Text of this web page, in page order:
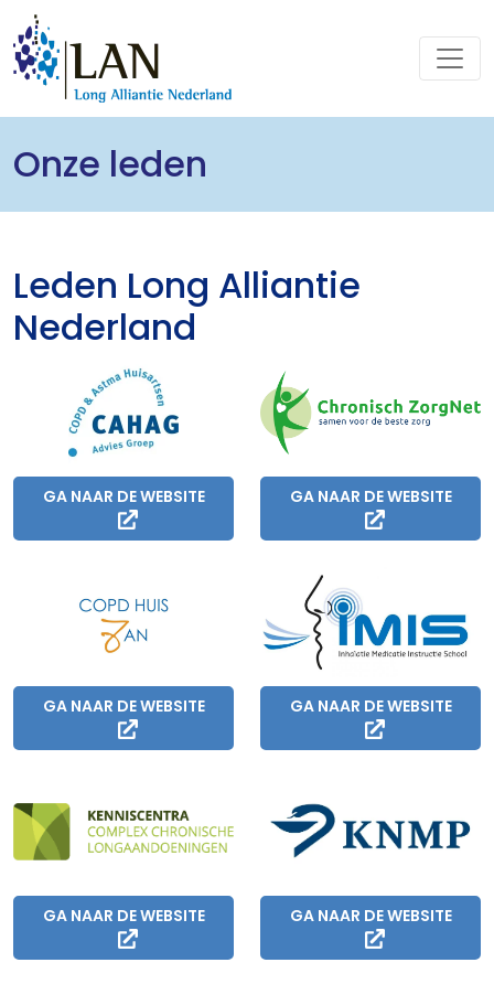
Onze leden
Leden Long Alliantie
Nederland
GA NAAR DE WEBSITE GA NAAR DE WEBSITE
GA NAAR DE WEBSITE GA NAAR DE WEBSITE
GA NAAR DE WEBSITE GA NAAR DE WEBSITE